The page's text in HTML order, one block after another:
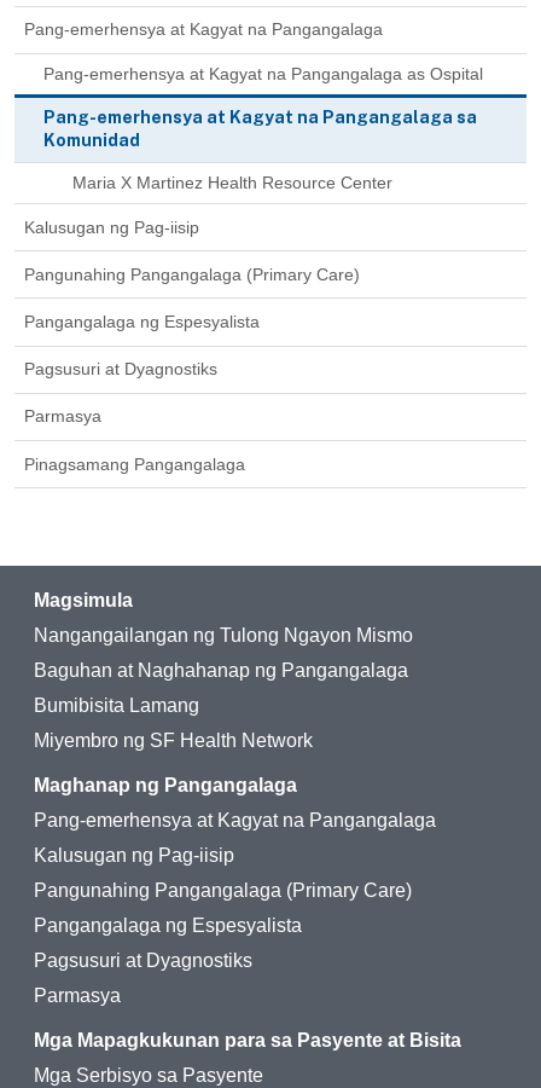
Pang-emerhensya at Kagyat na Pangangalaga
Pang-emerhensya at Kagyat na Pangangalaga as Ospital
Pang-emerhensya at Kagyat na Pangangalaga sa
Komunidad
Maria X Martinez Health Resource Center
Kalusugan ng Pag-iisip
Pangunahing Pangangalaga (Primary Care)
Pangangalaga ng Espesyalista
Pagsusuri at Dyagnostiks
Parmasya
Pinagsamang Pangangalaga
Magsimula
Nangangailangan ng Tulong Ngayon Mismo
Baguhan at Naghahanap ng Pangangalaga
Bumibisita Lamang
Miyembro ng SF Health Network
Maghanap ng Pangangalaga
Pang-emerhensya at Kagyat na Pangangalaga
Kalusugan ng Pag-iisip
Pangunahing Pangangalaga (Primary Care)
Pangangalaga ng Espesyalista
Pagsusuri at Dyagnostiks
Parmasya
Mga Mapagkukunan para sa Pasyente at Bisita
Mga Serbisyo sa Pasyente